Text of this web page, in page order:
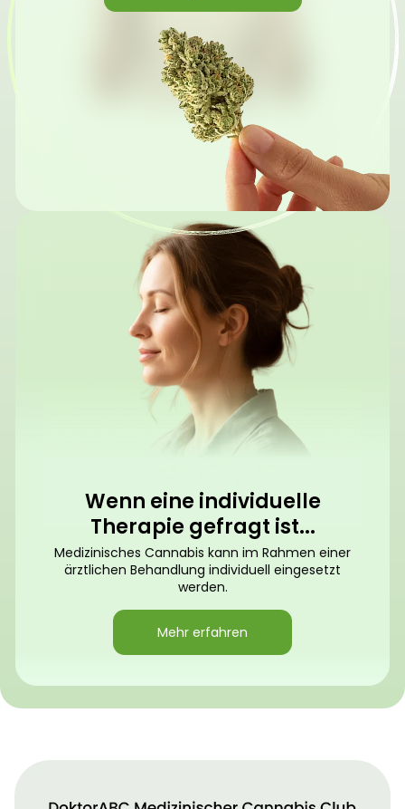
Wenn eine individuelle
Therapie gefragt ist...
Medizinisches Cannabis kann im Rahmen einer
ärztlichen Behandlung individuell eingesetzt
werden.
Mehr erfahren